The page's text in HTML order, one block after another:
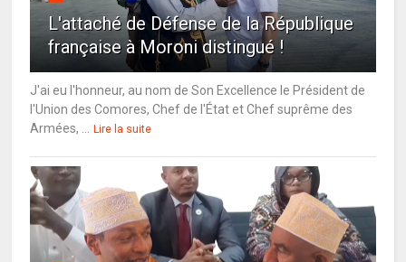
L'attaché de Défense de la République
française à Moroni distingué !
J'ai eu l'honneur, au nom de Son Excellence le Président de
l'Union des Comores, Chef de l'État et Chef suprême des
Armées, ...
Lire la suite